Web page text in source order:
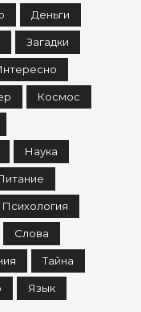
Деньги
Загадки
Космос
Наука
Психология
Слова
Тайна
Язык